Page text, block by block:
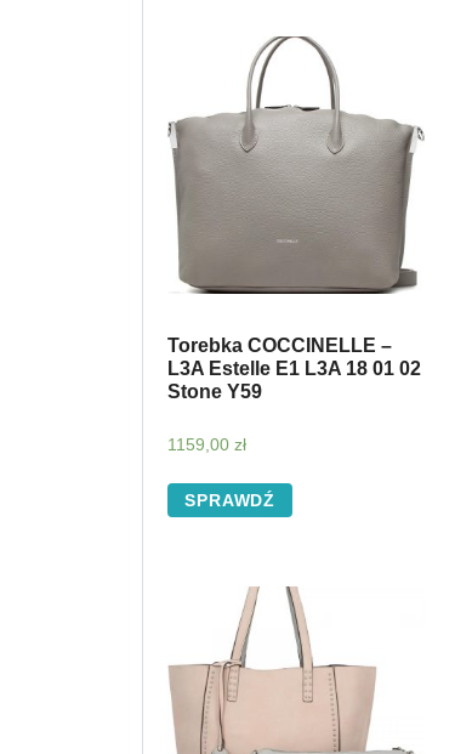
Torebka COCCINELLE –
L3A Estelle E1 L3A 18 01 02
Stone Y59
1159,00 zł
SPRAWDŹ